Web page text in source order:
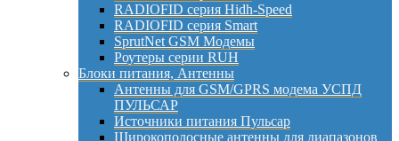
RADIOFID серия Hidh-Speed
RADIOFID серия Smart
SprutNet GSM Модемы
Роутеры серии RUH
Блоки питания, Антенны
Антенны для GSM/GPRS модема УСПД
ПУЛЬСАР
Источники питания Пульсар
Широкополосные антенны для диапазонов